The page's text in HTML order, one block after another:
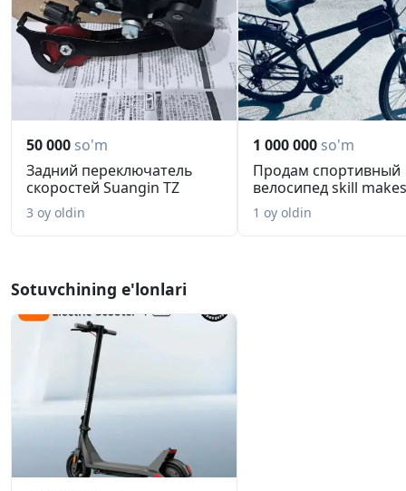
50 000 so'm
Задний переключатель
скоростей Suangin TZ
3 oy oldin
1 000 000 so'm
Продам спортивный
велосипед skill makes
1 oy oldin
Sotuvchining e'lonlari